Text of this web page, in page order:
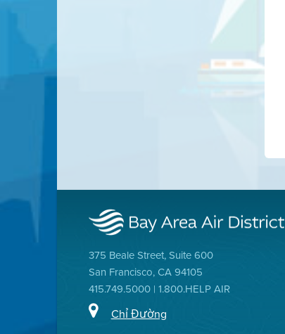
375 Beale Street, Suite 600
San Francisco, CA 94105
415.749.5000 | 1.800.HELP AIR
Chỉ Đường